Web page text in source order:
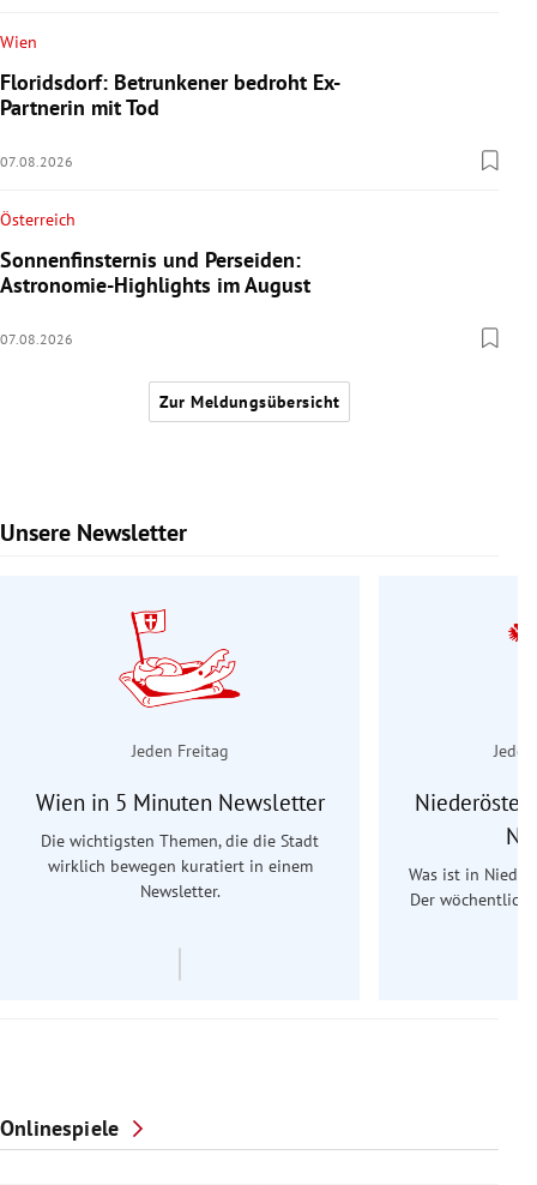
Wien
Floridsdorf: Betrunkener bedroht Ex-
Partnerin mit Tod
07.08.2026
Österreich
Sonnenfinsternis und Perseiden:
Astronomie-Highlights im August
07.08.2026
Zur Meldungsübersicht
Unsere Newsletter
Slide 1 von 9
Jeden Freitag
Wien in 5 Minuten Newsletter
Die wichtigsten Themen, die die Stadt
wirklich bewegen kuratiert in einem
Newsletter.
Was ist in
Der
Onlinespiele